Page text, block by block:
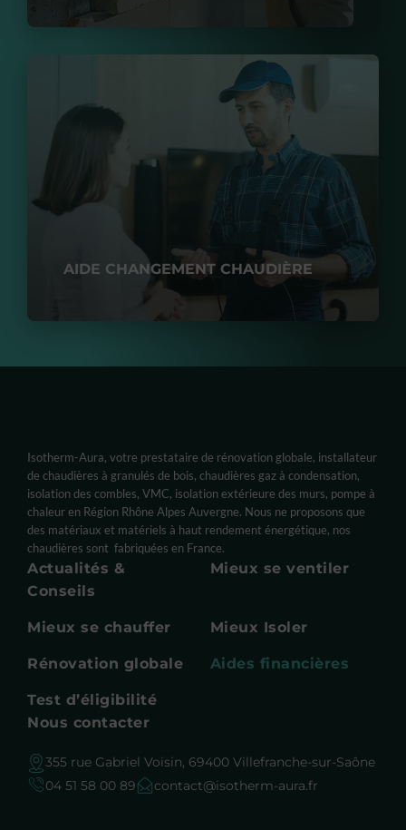
AIDE CHANGEMENT CHAUDIÈRE
Isotherm-Aura, votre prestataire de rénovation globale, installateur
de chaudières à granulés de bois, chaudières gaz à condensation,
isolation des combles, VMC, isolation extérieure des murs, pompe à
chaleur en Région Rhône Alpes Auvergne. Nous ne proposons que
des matériaux et matériels à haut rendement énergétique, nos
chaudières sont fabriquées en France.
Actualités &
Conseils
Mieux se ventiler
Mieux se chauffer Mieux Isoler
Rénovation globale Aides financières
Test d’éligibilité
Nous contacter
355 rue Gabriel Voisin, 69400 Villefranche-sur-Saône
04 51 58 00 89
contact@isotherm-aura.fr